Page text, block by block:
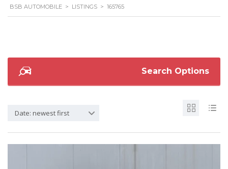
BSB AUTOMOBILE > LISTINGS > 165765
Search Options
Date: newest first